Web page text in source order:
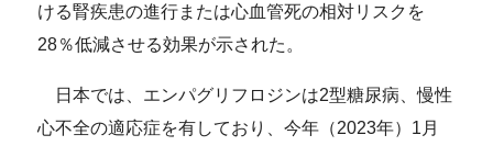
ける腎疾患の進行または心血管死の相対リスクを
28％低減させる効果が示された。
日本では、エンパグリフロジンは2型糖尿病、慢性
心不全の適応症を有しており、今年（2023年）1月